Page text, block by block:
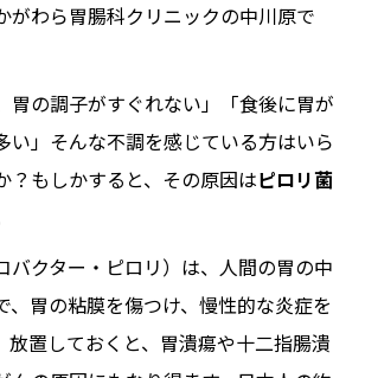
がわら胃腸科クリニックの中川原で
胃の調子がすぐれない」「食後に胃が
い」そんな不調を感じている方はいら
？もしかすると、その原因はピロリ菌
バクター・ピロリ）は、人間の胃の中
、胃の粘膜を傷つけ、慢性的な炎症を
放置しておくと、胃潰瘍や十二指腸潰